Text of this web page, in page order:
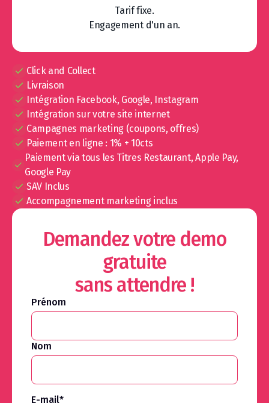
Demandez votre demo
gratuite
sans attendre !
Prénom
Nom
E-mail*
Tarif fixe.
Engagement d'un an.
Click and Collect
Livraison
Intégration Facebook, Google, Instagram
Intégration sur votre site internet
Campagnes marketing (coupons, offres)
Paiement en ligne : 1% + 10cts
Paiement via tous les Titres Restaurant, Apple Pay,
Google Pay
SAV Inclus
Accompagnement marketing inclus